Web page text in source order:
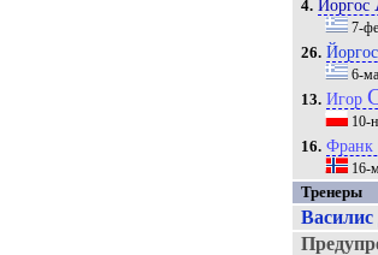
4. Йоргос
7-
26. Йоргос
6-
13. Игор
10-
16. Франк
16-
Тренеры